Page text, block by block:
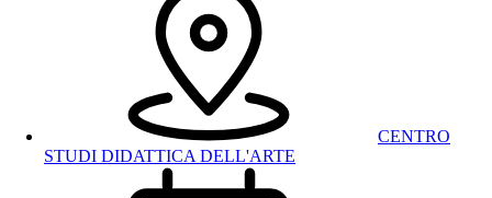
CENTRO
STUDI DIDATTICA DELL'ARTE